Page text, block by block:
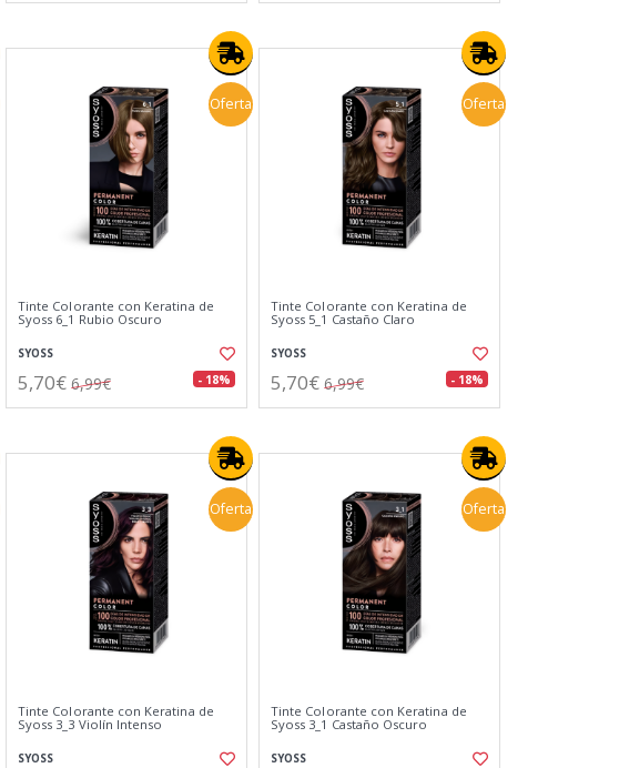
Oferta
Tinte Colorante con Keratina de
Syoss 6_1 Rubio Oscuro
SYOSS
5,70€ 6,99€ - 18%
Oferta
Tinte Colorante con Keratina de
Syoss 5_1 Castaño Claro
SYOSS
5,70€ 6,99€ - 18%
Oferta
Tinte Colorante con Keratina de
Syoss 3_3 Violín Intenso
SYOSS
Oferta
Tinte Colorante con Keratina de
Syoss 3_1 Castaño Oscuro
SYOSS